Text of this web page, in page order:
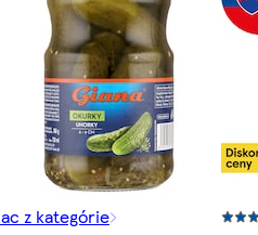
z kategórie